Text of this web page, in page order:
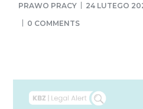
PRAWO PRACY
24 LUTEGO
0 COMMENTS